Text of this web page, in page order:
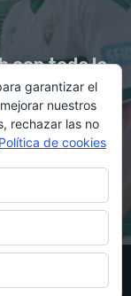
con toda la
C.F.
Maestre
garantizar el
nuestros
rechazar las no
Política de cookies